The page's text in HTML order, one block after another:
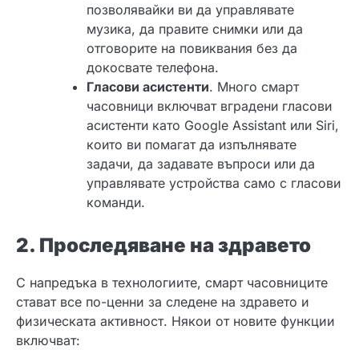
позволявайки ви да управлявате
музика, да правите снимки или да
отговорите на повиквания без да
докосвате телефона.
Гласови асистенти. Много смарт
часовници включват вградени гласови
асистенти като Google Assistant или Siri,
които ви помагат да изпълнявате
задачи, да задавате въпроси или да
управлявате устройства само с гласови
команди.
2. Проследяване на здравето
С напредъка в технологиите, смарт часовниците
стават все по-ценни за следене на здравето и
физическата активност. Някои от новите функции
включват: